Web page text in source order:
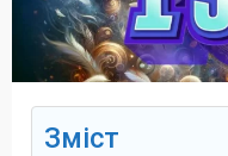
Зміст